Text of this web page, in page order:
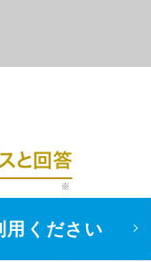
用ください